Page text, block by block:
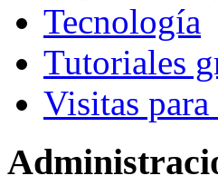
Tecnología
Tutoriales
Visitas